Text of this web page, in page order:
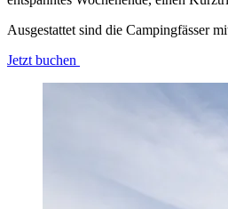
Ausgestattet sind die Campingfässer
Jetzt buchen